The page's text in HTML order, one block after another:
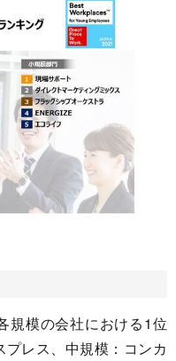
規模の会社における1位
レス、中規模：コンカ